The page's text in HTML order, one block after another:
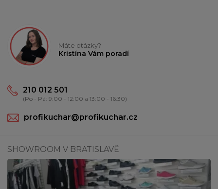
Máte otázky?
Kristína Vám poradí
210 012 501
(Po - Pá: 9:00 - 12:00 a 13:00 - 16:30)
profikuchar@profikuchar.cz
SHOWROOM V BRATISLAVĚ